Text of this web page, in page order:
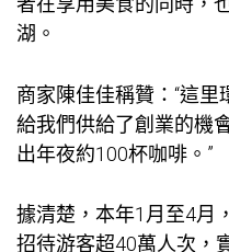
湖。
商家陳佳佳稱贊：“這里
給我們供給了創業的機
出年夜約100杯咖啡。”
據清楚，本年1月至4月
招待游客超40萬人次，